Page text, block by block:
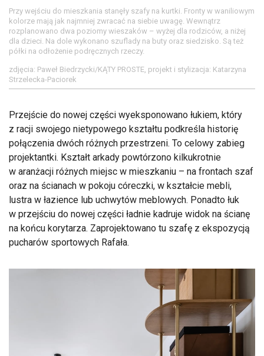
Przy wejściu do mieszkania stanęły szafy na kurtki. Fronty w waniliowym
kolorze mają jak najmniej zwracać na siebie uwagę. Wewnątrz
rozplanowano dwa poziomy wieszaków – wyżej dla rodziców, a niżej
dla dzieci. Na dole wykonano szuflady na buty oraz siedzisko. Są też
półki na odłożenie podręcznych rzeczy.
zdjęcia: Paweł Biedrzycki/KĄTY PROSTE, projekt i stylizacja: Katarzyna
Strzelecka-Paciorek
Przejście do nowej części wyeksponowano łukiem, który
z racji swojego nietypowego kształtu podkreśla historię
połączenia dwóch różnych przestrzeni. To celowy zabieg
projektantki. Kształt arkady powtórzono kilkukrotnie
w aranżacji różnych miejsc w mieszkaniu – na frontach szaf
oraz na ścianach w pokoju córeczki, w kształcie mebli,
lustra w łazience lub uchwytów meblowych. Ponadto łuk
w przejściu do nowej części ładnie kadruje widok na ścianę
na końcu korytarza. Zaprojektowano tu szafę z ekspozycją
pucharów sportowych Rafała.